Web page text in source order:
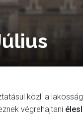
közli a
végrehajtani